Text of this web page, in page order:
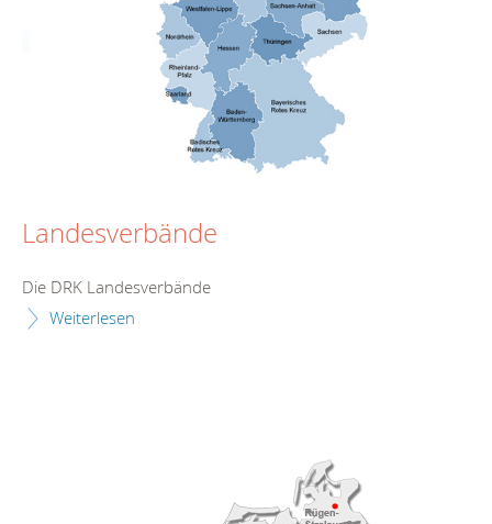
Landesverbände
Die DRK Landesverbände
Weiterlesen